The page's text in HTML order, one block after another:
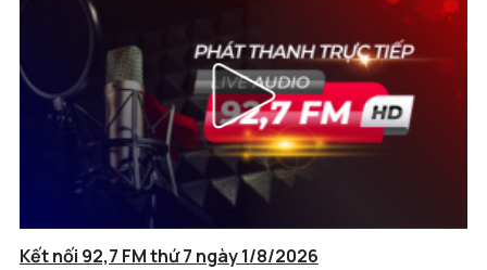
Kết nối 92,7 FM thứ 7 ngày 1/8/2026